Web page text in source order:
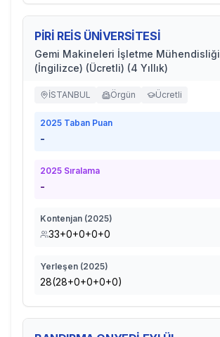
PİRİ REİS ÜNİVERSİTESİ
Gemi Makineleri İşletme Mühendisliği
(İngilizce) (Ücretli) (4 Yıllık)
İSTANBUL Örgün Ücretli
2025 Taban Puan
-
2025 Sıralama
-
Kontenjan (2025)
33+0+0+0+0
Yerleşen (2025)
28(28+0+0+0+0)